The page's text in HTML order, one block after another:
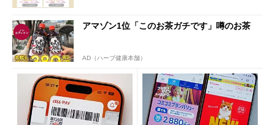
アマゾン1位「このお茶ガチです」噂のお茶
AD（ハーブ健康本舗）